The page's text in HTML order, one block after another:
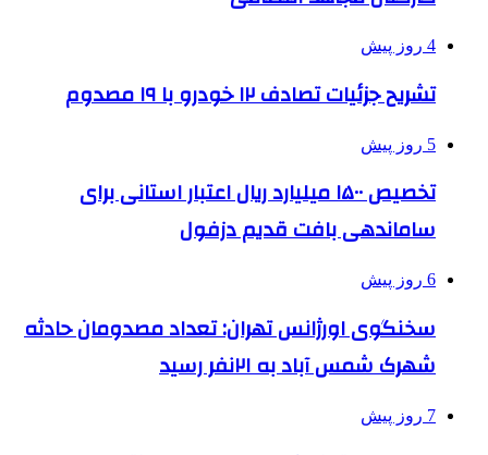
4 روز پیش
تشریح جزئیات تصادف ۱۲ خودرو با ۱۹ مصدوم
5 روز پیش
تخصیص ۱۵۰۰ میلیارد ریال اعتبار استانی برای
ساماندهی بافت قدیم دزفول
6 روز پیش
سخنگوی اورژانس تهران: تعداد مصدومان حادثه
شهرک شمس آباد به ۲۱نفر رسید
7 روز پیش